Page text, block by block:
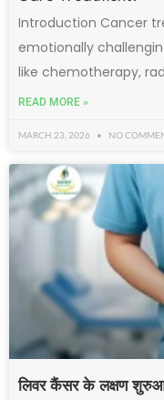
Introduction Cancer
emotionally
like chemotherapy,
READ MORE »
MARCH 23, 2026 NO
लिवर कैंसर के लक्षण